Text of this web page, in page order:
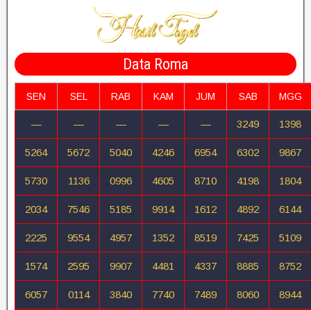
Data Roma
SEN SEL RAB KAM JUM SAB MGG
— — — — — 3249 1398
5264 5672 5040 4246 6954 6302 9867
5730 1136 0996 4605 8710 4198 1804
2034 7546 5185 9914 1612 4892 6144
2225 9554 4957 1352 8519 7425 5109
1574 2595 9907 4481 4337 8885 8752
6057 0114 3840 7740 7489 8060 8944